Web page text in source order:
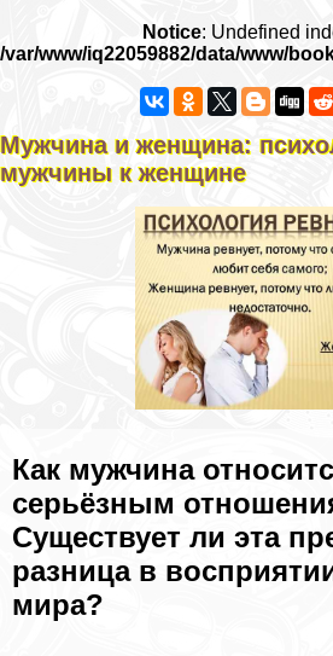
Notice: Undefined
/var/www/iq22059882/data/www/
Мужчина и женщина:
мужчины к женщине
Как мужчина
серьёзным
Существует ли эта
разница в
мира?